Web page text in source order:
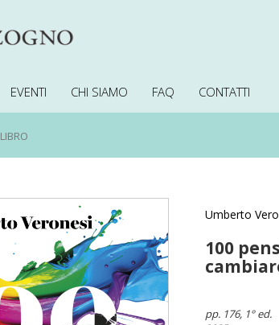
EVENTI CHI SIAMO FAQ CONTATTI
LIBRO
Umberto
100
pp. 176, 1° ed.